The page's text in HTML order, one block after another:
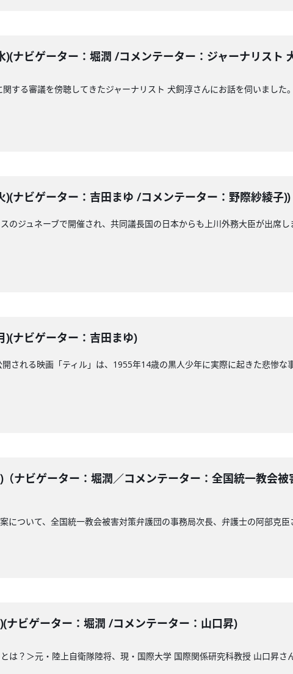
)(ナビゲーター：堀潤 /コメンテーター：ジャーナリスト
する審議を傍聴してきたジャーナリスト 犬飼淳さんにお話を伺いました。
)(ナビゲーター：吉田まゆ /コメンテーター：野際紗綾子))
のジュネーブで開催され、共同議長国の日本からも上川外務大臣が出席し
)(ナビゲーター：吉田まゆ)
される映画「ティル」は、1955年14歳の黒人少年に実際に起きた悲惨な
ナビゲーター：堀潤／コメンテーター：全国統一教会
ついて、全国統一教会被害対策弁護団の事務局次長、弁護士の阿部克臣
ナビゲーター：堀潤 /コメンテーター：山口昇)
は？＞元・陸上自衛隊陸将、現・国際大学 国際関係研究科教授 山口昇さ